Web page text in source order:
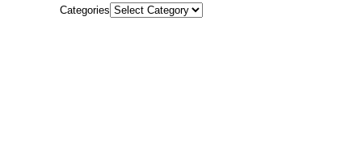
Categories